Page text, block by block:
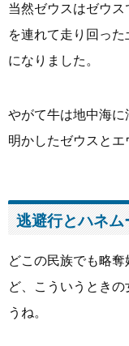
当然ゼウスはゼウ
を連れて走り回っ
になりました。
やがて牛は地中海
明かしたゼウスとエ
逃避行とハネム
どこの民族でも略
ど、こういうとき
うね。